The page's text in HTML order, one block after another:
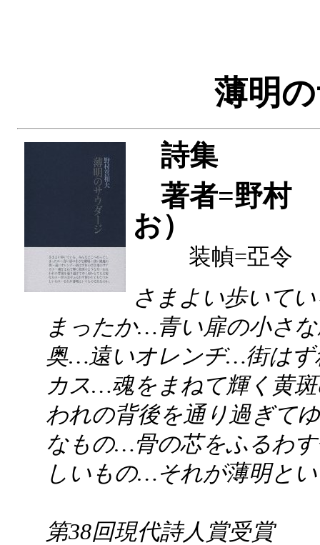
薄明
詩集
著者=野村
お）
装幀=亞令
さまよい歩いて
まったか…青い扉の小さ
奥…遠いオレンヂ…街はず
カス…魂をまねて輝く黄
われの背後を通り過ぎて
なもの…骨の芯をふるわ
しいもの…それが薄明と
第38回現代詩人賞受賞